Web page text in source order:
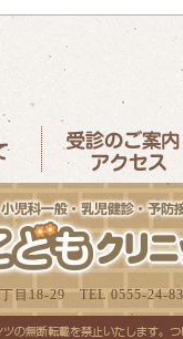
目18-29 TEL 0555-24-